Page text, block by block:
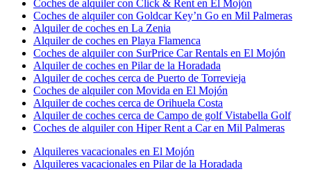
Coches de alquiler con Click & Rent en El Mojón
Coches de alquiler con Goldcar Key’n Go en Mil Palmeras
Alquiler de coches en La Zenia
Alquiler de coches en Playa Flamenca
Coches de alquiler con SurPrice Car Rentals en El Mojón
Alquiler de coches en Pilar de la Horadada
Alquiler de coches cerca de Puerto de Torrevieja
Coches de alquiler con Movida en El Mojón
Alquiler de coches cerca de Orihuela Costa
Alquiler de coches cerca de Campo de golf Vistabella Golf
Coches de alquiler con Hiper Rent a Car en Mil Palmeras
Alquileres vacacionales en El Mojón
Alquileres vacacionales en Pilar de la Horadada